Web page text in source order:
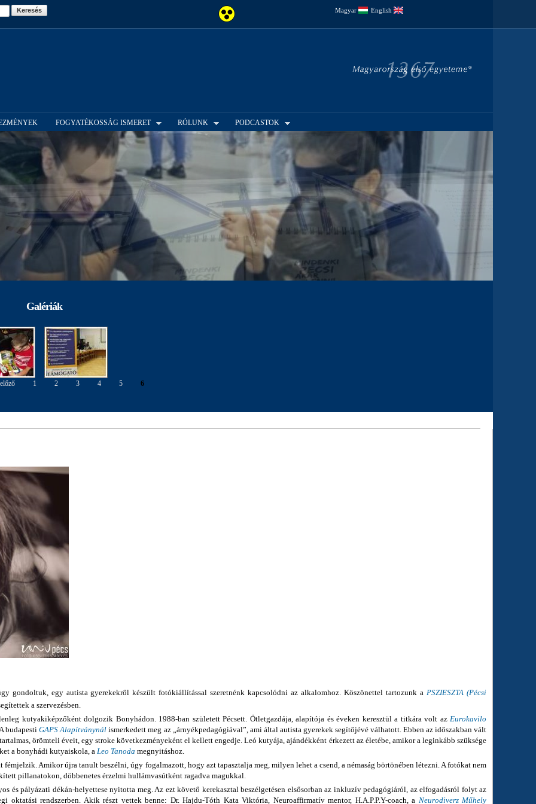
Magyar English
FOGYATÉKOSSÁG ISMERET RÓLUNK PODCASTOK
Galériák
1 2 3 4 5 6
gondoltuk, egy autista gyerekekről készült fotókiállítással szeretnénk kapcsolódni az alkalomhoz. Köszönettel tartozunk a PSZIESZTA (Pécsi
a szervezésben.
kutyakiképzőként dolgozik Bonyhádon. 1988-ban született Pécsett. Ötletgazdája, alapítója és éveken keresztül a titkára volt az Eurokavilo
. A budapestiGAPS Alapítványnál ismerkedett meg az „árnyékpedagógiával”, ami által autista gyerekek segítőjévé válhatott. Ebben az időszakban vált
örömteli éveit, egy stroke következményeként el kellett engedje. Leó kutyája, ajándékként érkezett az életébe, amikor a leginkább szüksége
a bonyhádi kutyaiskola, a Leo Tanoda megnyitáshoz.
Amikor újra tanult beszélni, úgy fogalmazott, hogy azt tapasztalja meg, milyen lehet a csend, a némaság börtönében létezni. A fotókat nem
pillanatokon, döbbenetes érzelmi hullámvasútként ragadva magukkal.
és pályázati dékán-helyettese nyitotta meg. Az ezt követő kerekasztal beszélgetésen elsősorban az inkluzív pedagógiáról, az elfogadásról folyt az
oktatási rendszerben. Akik részt vettek benne: Dr. Hajdu-Tóth Kata Viktória, Neuroaffirmatív mentor, H.A.P.P.Y-coach, a Neurodiverz Műhely